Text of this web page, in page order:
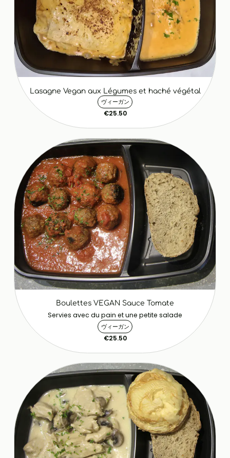
Lasagne Vegan aux Légumes et haché végétal
ヴィーガン
€25.50
Boulettes VEGAN Sauce Tomate
Servies avec du pain et une petite salade
ヴィーガン
€25.50